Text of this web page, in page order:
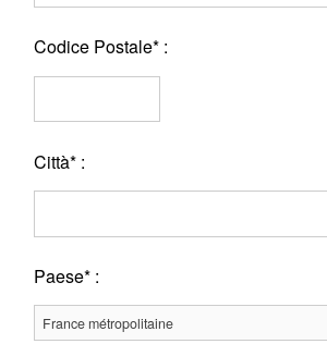
Codice Postale* :
Città* :
Paese* :